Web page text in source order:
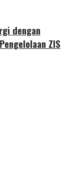
dengan
ZIS